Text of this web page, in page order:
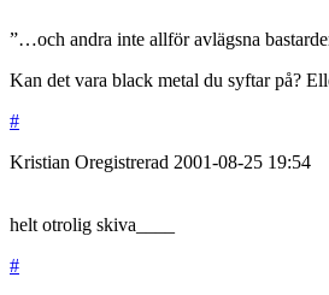
”…och andra inte allför avlägsna
Kan det vara black metal du syftar på?
#
Kristian Oregistrerad 2001-08-25 19:54
helt otrolig skiva____
#